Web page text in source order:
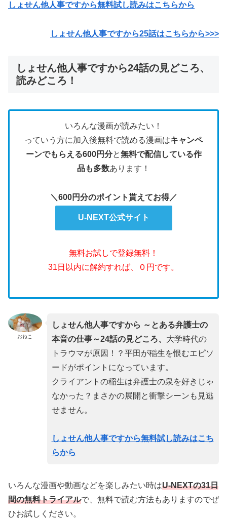
しょせん他人事ですから無料試し読みはこちらから
しょせん他人事ですから25話はこちらから>>>
しょせん他人事ですから24話の見どころ、
読みどころ！
いろんな漫画が読みたい！
っていう方に加入後無料で読める漫画はキャンペ
ーンでもらえる600円分と無料で配信している作
品も多数あります！
＼600円分のポイント貰えてお得／
U-NEXT公式サイト
無料お試しで登録無料！
31日以内に解約すれば、０円です。
おねこ
しょせん他人事ですから ～とある弁護士の
本音の仕事～24話の見どころ、 大学時代の
トラウマが原因！？平田が稲生を恨むエピソ
ードがポイントになっています。
クライアントの稲生は弁護士の泉を好きじゃ
なかった？まさかの展開と衝撃シーンも見逃
せません。
しょせん他人事ですから無料試し読みはこち
らから
いろんな漫画や動画などを楽しみたい時はU-NEXTの31日
間の無料トライアルで、無料で読む方法もありますのでぜ
ひお試しください。